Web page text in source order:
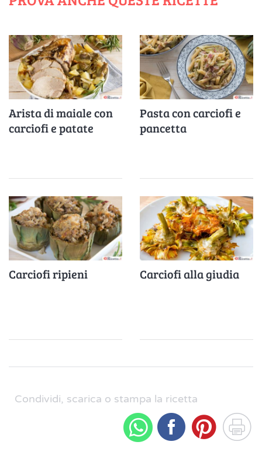
Arista di maiale con
carciofi e patate
Pasta con carciofi e
pancetta
Carciofi ripieni Carciofi alla giudia
Condividi, scarica o stampa la ricetta